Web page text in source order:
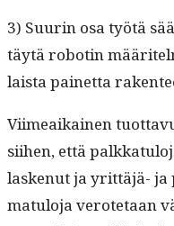
3) Suurin osa työtä
täytä robotin
laista painet­ta
Viimeaikainen
siihen, että
laskenut ja yrit­täjä- ja
mat­u­lo­ja verote­taan